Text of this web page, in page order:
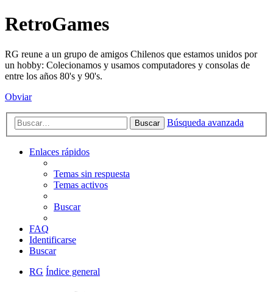
RetroGames
RG reune a un grupo de amigos Chilenos que estamos unidos por
un hobby: Colecionamos y usamos computadores y consolas de
entre los años 80's y 90's.
Obviar
Buscar Búsqueda avanzada
Enlaces rápidos
Temas sin respuesta
Temas activos
Buscar
FAQ
Identificarse
Buscar
RG Índice general